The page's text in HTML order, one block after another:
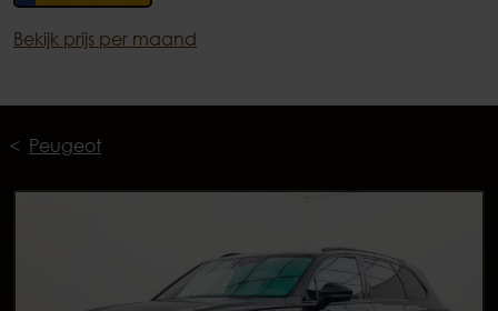
Bekijk prijs per maand
Peugeot